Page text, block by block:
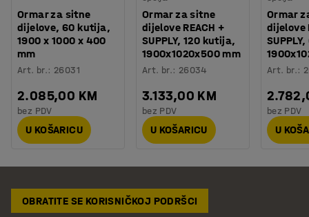
Ormar za sitne
dijelove, 60 kutija,
1900 x 1000 x 400
mm
Art. br.: 26031
2.085,00 KM
bez PDV
U KOŠARICU
Ormar za sitne
dijelove REACH +
SUPPLY, 120 kutija,
1900x1020x500 mm
Art. br.: 26034
3.133,00 KM
bez PDV
U KOŠARICU
Ormar
dijelove
Art. br.:
bez PDV
U
OBRATITE SE KORISNIČKOJ PODRŠCI